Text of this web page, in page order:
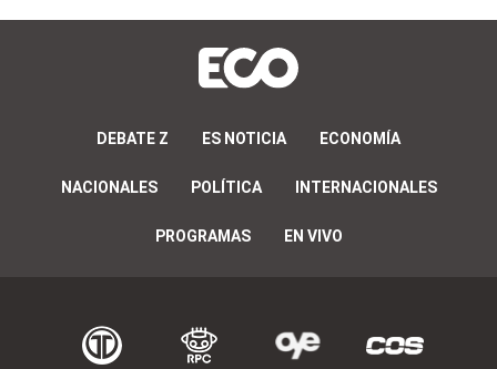
DEBATE Z ES NOTICIA ECONOMÍA
NACIONALES POLÍTICA INTERNACIONALES
PROGRAMAS EN VIVO